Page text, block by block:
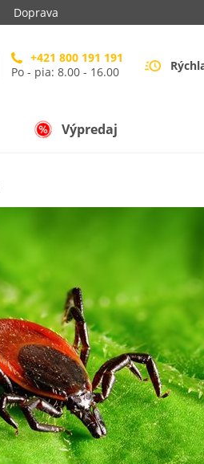
Doprava
+421 800 191 191
Po - pia: 8.00 - 16.00
Výpredaj